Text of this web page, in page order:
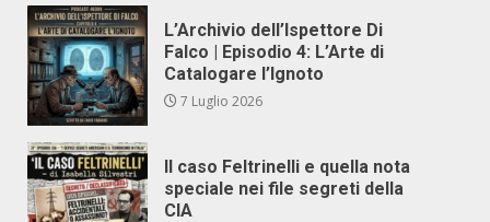
L’Archivio dell’Ispettore Di
Falco | Episodio 4: L’Arte di
Catalogare l’Ignoto
7 Luglio 2026
Il caso Feltrinelli e quella nota
speciale nei file segreti della
CIA